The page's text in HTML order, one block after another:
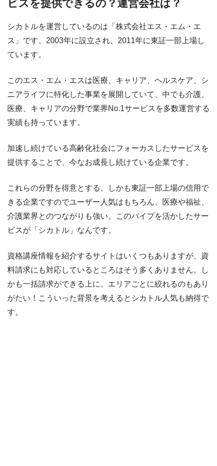
ビスを提供できるの？運営会社は？
シカトルを運営しているのは「株式会社エス・エム・エ
ス」です。2003年に設立され、2011年に東証一部上場し
ています。
このエス・エム・エスは医療、キャリア、ヘルスケア、シ
ニアライフに特化した事業を展開していて、中でも介護、
医療、キャリアの分野で業界No.1サービスを多数運営する
実績も持っています。
加速し続けている高齢化社会にフォーカスしたサービスを
提供することで、今なお成長し続けている企業です。
これらの分野を得意とする、しかも東証一部上場の信用で
きる企業ですのでユーザー人気はもちろん、医療や福祉、
介護業界とのつながりも強い。このパイプを活かしたサー
ビスが「シカトル」なんです。
資格講座情報を紹介するサイトはいくつもありますが、資
料請求にも対応しているところはそう多くありません。し
かも一括請求ができる上に、エリアごとに絞れるのもあり
がたい！こういった背景を考えるとシカトル人気も納得で
す。